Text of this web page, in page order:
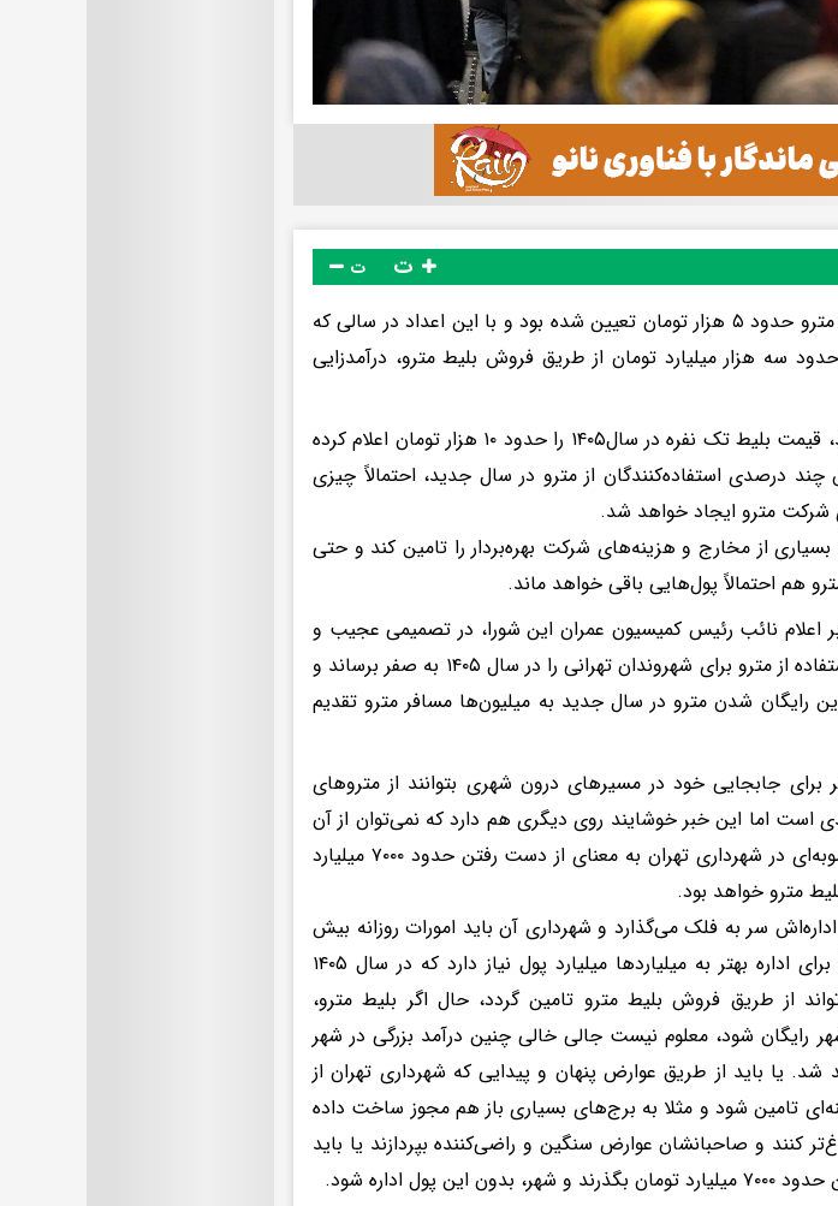
ت
سال گذشته قیمت یک بلیط یک سفره مترو حدود ۵ هزار تومان تعیین شده بود و با این اعداد در سالی که
سه هزار میلیارد تومان از طریق فروش بلیط مترو، درآمدزایی
این شرکت با توجه به هزینه‌های جدید، قیمت بلیط تک نفره در سال۱۴۰۵ را حدود ۱۰ هزار تومان اعلام کرده
درصدی استفاده‌کنندگان از مترو در سال جدید، احتمالاً چیزی
از مخارج و هزینه‌های شرکت بهره‌بردار را تامین کند و حتی
هم احتمالاً پول‌هایی باقی خواهد ماند.
اعلام نائب رئیس کمیسیون عمران این شورا، در تصمیمی عجیب و
غافلگیرکننده تصمیم گرفته که هزینه استفاده از مترو برای شهروندان تهرانی را در سال ۱۴۰۵ به صفر برساند و
رایگان شدن مترو در سال جدید به میلیون‌ها مسافر مترو تقدیم
برای جابجایی خود در مسیرهای درون شهری بتوانند از متروهای
است اما این خبر خوشایند روی دیگری هم دارد که نمی‌توان از آن
به سادگی عبور کرد. تصویب چنین مصوبه‌ای در شهرداری تهران به معنای از دست رفتن حدود ۷۰۰۰ میلیارد
مترو خواهد بود.
سر به فلک می‌گذارد و شهرداری آن باید امورات روزانه بیش
از ۱۲ میلیون نفر را سامان دهد، حتماً برای اداره بهتر به میلیاردها میلیارد پول نیاز دارد که در سال ۱۴۰۵
آن، می‌تواند از طریق فروش بلیط مترو تامین گردد، حال اگر بلیط مترو،
رایگان شود، معلوم نیست جالی خالی چنین درآمد بزرگی در شهر
یا باید از طریق عوارض پنهان و پیدایی که شهرداری تهران از
تامین شود و مثلا به برج‌های بسیاری باز هم مجوز ساخت داده
کنند و صاحبانشان عوارض سنگین و راضی‌کننده بپردازند یا باید
پول اداره شود.